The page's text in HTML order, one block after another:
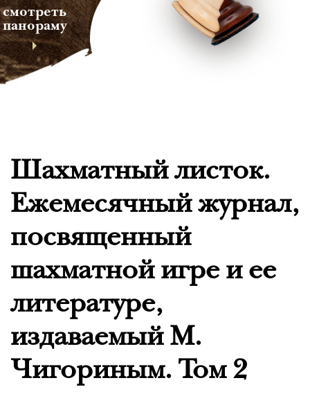
смотреть
панораму
Шахматный листок.
Ежемесячный журнал,
посвященный
шахматной игре и ее
литературе,
издаваемый М.
Чигориным. Том 2